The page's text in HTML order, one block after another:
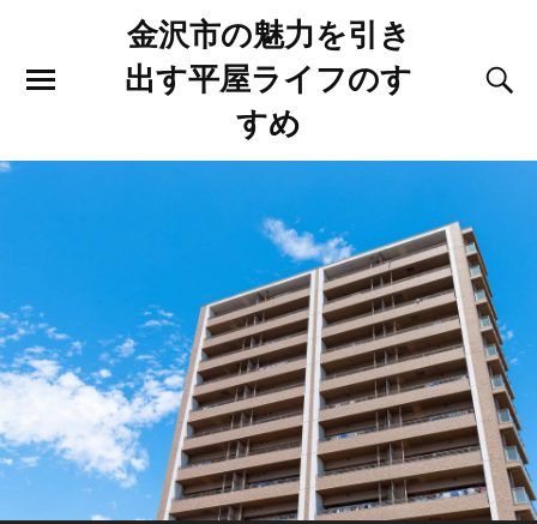
金沢市の魅力を引き
出す平屋ライフのす
すめ